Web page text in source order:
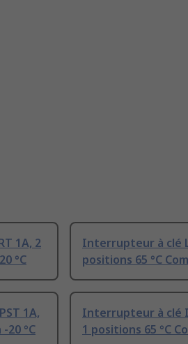
1A, 2
°C
Interrupteur à clé
positions 65 °C
1A,
20 °C
Interrupteur à clé
1 positions 65 °C